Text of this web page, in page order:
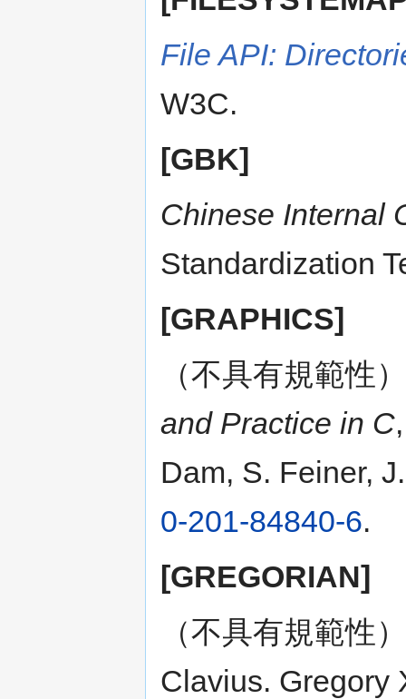
File API:
W3C.
[GBK]
Chinese Internal
Standardization
[GRAPHICS]
（不具有規範性）
and Practice in C
Dam, S. Feiner,
0-201-84840-6.
[GREGORIAN]
（不具有規範性）
Clavius. Gregory